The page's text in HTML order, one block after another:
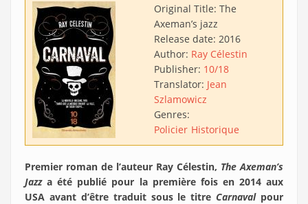
Original Title: The
Axeman’s jazz
Release date: 2016
Author: Ray Célestin
Publisher: 10/18
Translator: Jean
Szlamowicz
Genres:
Policier Historique
Premier roman de l’auteur Ray Célestin, The Axeman’s
Jazza été publié pour la première fois en 2014 aux
USA avant d’être traduit sous le titre Carnavalpour